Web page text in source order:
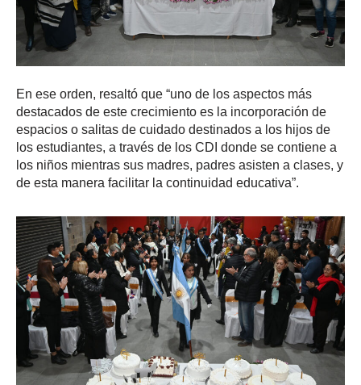
En ese orden, resaltó que “uno de los aspectos más
destacados de este crecimiento es la incorporación de
espacios o salitas de cuidado destinados a los hijos de
los estudiantes, a través de los CDI donde se contiene a
los niños mientras sus madres, padres asisten a clases, y
de esta manera facilitar la continuidad educativa”.